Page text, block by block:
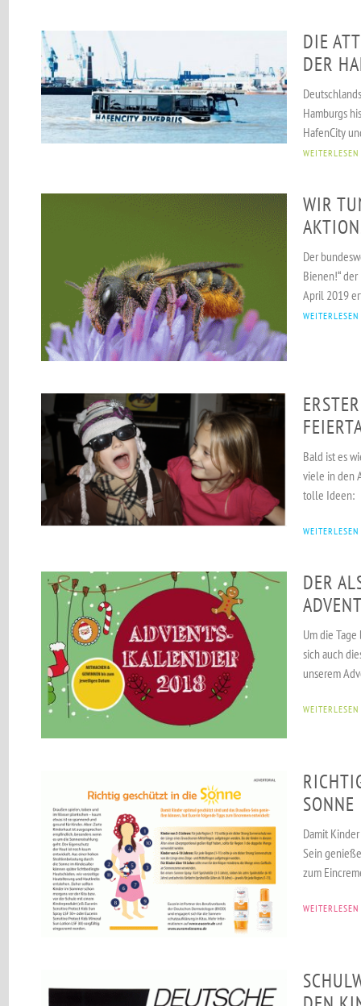
DIE
DER
Hamburgs
HafenCity
WEITERLESEN
WIR
Der
Bienen!“
April 2019
WEITERLESEN
Bald ist es
viele in den
tolle Ideen:
WEITERLESEN
DER
Um die
sich auch
unserem
WEITERLESEN
SONNE
Damit
Sein
zum
WEITERLESEN